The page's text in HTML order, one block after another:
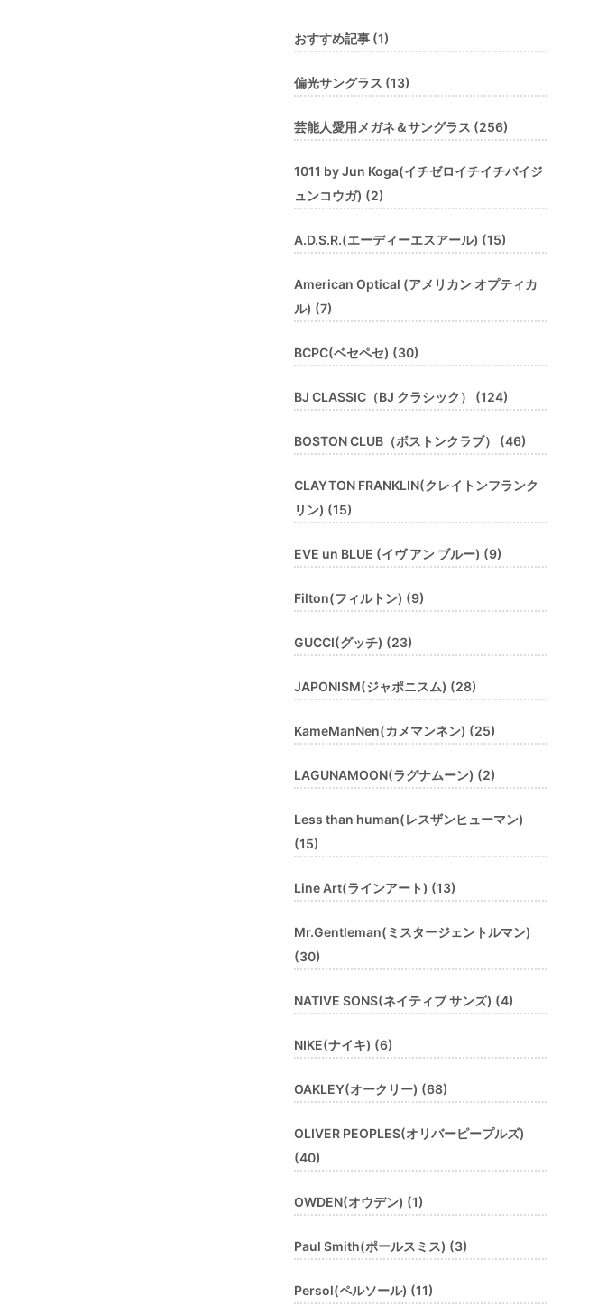
おすすめ記事 (1)
偏光サングラス (13)
芸能人愛用メガネ＆サングラス (256)
1011 by Jun Koga(イチゼロイチイチバイジ
ュンコウガ) (2)
A.D.S.R.(エーディーエスアール) (15)
American Optical (アメリカン オプティカ
ル) (7)
BCPC(ベセペセ) (30)
BJ CLASSIC（BJ クラシック） (124)
BOSTON CLUB（ボストンクラブ） (46)
CLAYTON FRANKLIN(クレイトンフランク
リン) (15)
EVE un BLUE (イヴ アン ブルー) (9)
Filton(フィルトン) (9)
GUCCI(グッチ) (23)
JAPONISM(ジャポニスム) (28)
KameManNen(カメマンネン) (25)
LAGUNAMOON(ラグナムーン) (2)
Less than human(レスザンヒューマン)
(15)
Line Art(ラインアート) (13)
Mr.Gentleman(ミスタージェントルマン)
(30)
NATIVE SONS(ネイティブ サンズ) (4)
NIKE(ナイキ) (6)
OAKLEY(オークリー) (68)
OLIVER PEOPLES(オリバーピープルズ)
(40)
OWDEN(オウデン) (1)
Paul Smith(ポールスミス) (3)
Persol(ペルソール) (11)